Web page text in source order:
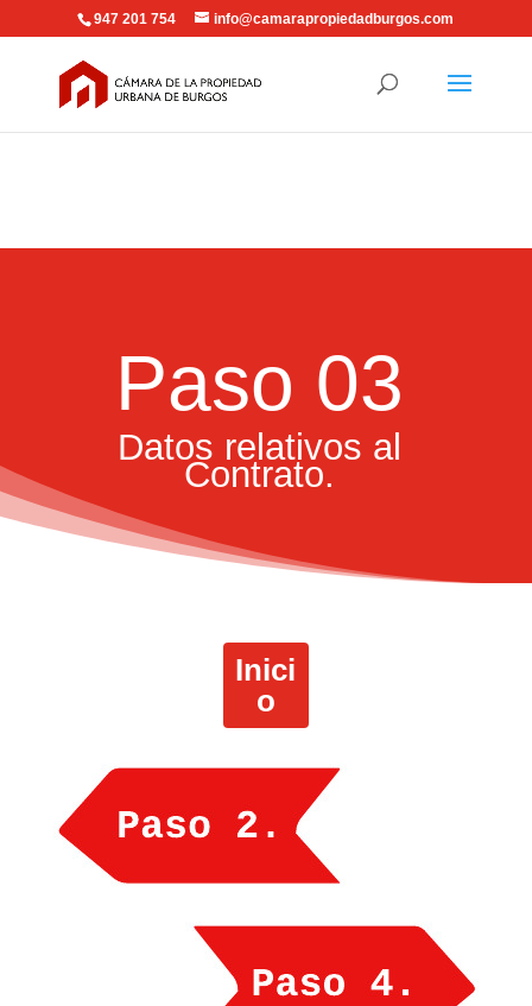
947 201 754 info@camarapropiedadburgos.com
Paso 03
Datos relativos al
Contrato.
Inici
o